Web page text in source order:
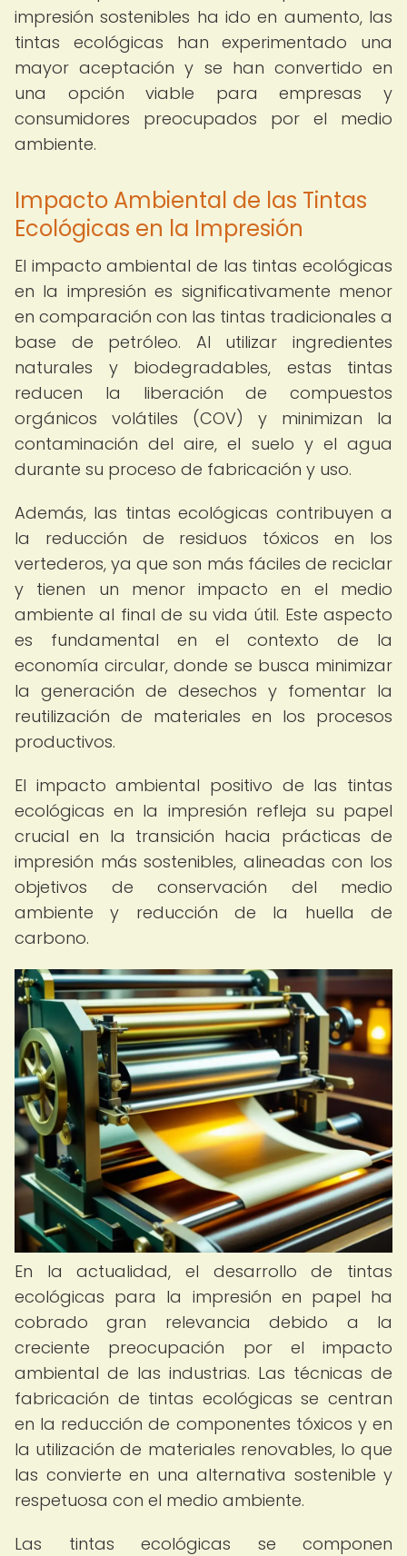
impresión sostenibles ha ido en aumento, las
tintas ecológicas han experimentado una
mayor aceptación y se han convertido en
una opción viable para empresas y
consumidores preocupados por el medio
ambiente.
Impacto Ambiental de las Tintas
Ecológicas en la Impresión
El impacto ambiental de las tintas ecológicas
en la impresión es significativamente menor
en comparación con las tintas tradicionales a
base de petróleo. Al utilizar ingredientes
naturales y biodegradables, estas tintas
reducen la liberación de compuestos
orgánicos volátiles (COV) y minimizan la
contaminación del aire, el suelo y el agua
durante su proceso de fabricación y uso.
Además, las tintas ecológicas contribuyen a
la reducción de residuos tóxicos en los
vertederos, ya que son más fáciles de reciclar
y tienen un menor impacto en el medio
ambiente al final de su vida útil. Este aspecto
es fundamental en el contexto de la
economía circular, donde se busca minimizar
la generación de desechos y fomentar la
reutilización de materiales en los procesos
productivos.
El impacto ambiental positivo de las tintas
ecológicas en la impresión refleja su papel
crucial en la transición hacia prácticas de
impresión más sostenibles, alineadas con los
objetivos de conservación del medio
ambiente y reducción de la huella de
carbono.
En la actualidad, el desarrollo de tintas
ecológicas para la impresión en papel ha
cobrado gran relevancia debido a la
creciente preocupación por el impacto
ambiental de las industrias. Las técnicas de
fabricación de tintas ecológicas se centran
en la reducción de componentes tóxicos y en
la utilización de materiales renovables, lo que
las convierte en una alternativa sostenible y
respetuosa con el medio ambiente.
Las tintas ecológicas se componen